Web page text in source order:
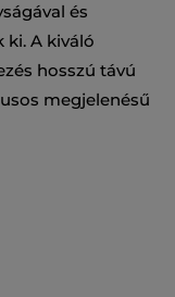
és
ki. A kiváló
hosszú távú
megjelenésű